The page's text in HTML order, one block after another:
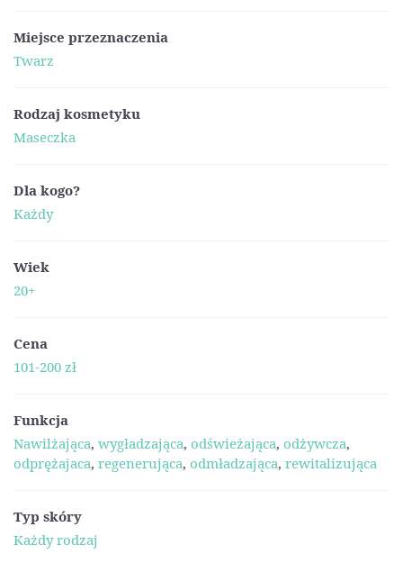
Miejsce przeznaczenia
Twarz
Rodzaj kosmetyku
Maseczka
Dla kogo?
Każdy
Wiek
20+
Cena
101-200 zł
Funkcja
Nawilżająca, wygładzająca, odświeżająca, odżywcza,
odprężajaca, regenerująca, odmładzająca, rewitalizująca
Typ skóry
Każdy rodzaj